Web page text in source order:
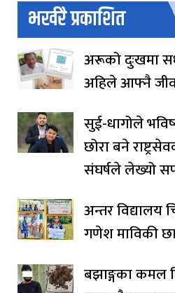
भर्खरै प्रकाशित
अरूको दुःखमा
अहिले आफ्नै
सुई-धागोले
छोरा बने
संघर्षले लेख्यो
अन्तर विद्यालय
गणेश माविकी
बझाङ्गका कमल